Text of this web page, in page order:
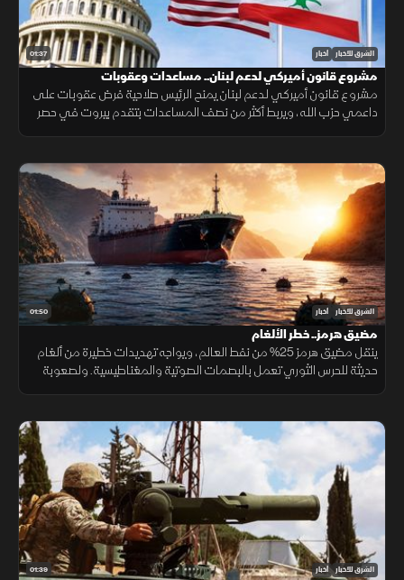
01:37 الشرق للأخبار أخبار
مشروع قانون أميركي لدعم لبنان.. مساعدات وعقوبات
مشروع قانون أميركي لدعم لبنان يمنح الرئيس صلاحية فرض عقوبات على
داعمي حزب الله، ويربط أكثر من نصف المساعدات بتقدم بيروت في حصر
01:50 الشرق للأخبار أخبار
مضيق هرمز.. خطر الألغام
ينقل مضيق هرمز 25% من نفط العالم، ويواجه تهديدات خطيرة من ألغام
حديثة للحرس الثوري تعمل بالبصمات الصوتية والمغناطيسية. ولصعوبة
01:39 الشرق للأخبار أخبار